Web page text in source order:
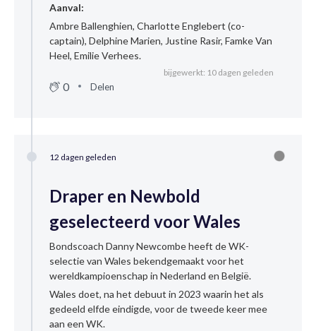
Aanval:
Ambre Ballenghien, Charlotte Englebert (co-
captain), Delphine Marien, Justine Rasir, Famke Van
Heel, Emilie Verhees.
bijgewerkt: 10 dagen geleden
0 Delen
12 dagen geleden
Draper en Newbold
geselecteerd voor Wales
Bondscoach Danny Newcombe heeft de WK-
selectie van Wales bekendgemaakt voor het
wereldkampioenschap in Nederland en België.
Wales doet, na het debuut in 2023 waarin het als
gedeeld elfde eindigde, voor de tweede keer mee
aan een WK.